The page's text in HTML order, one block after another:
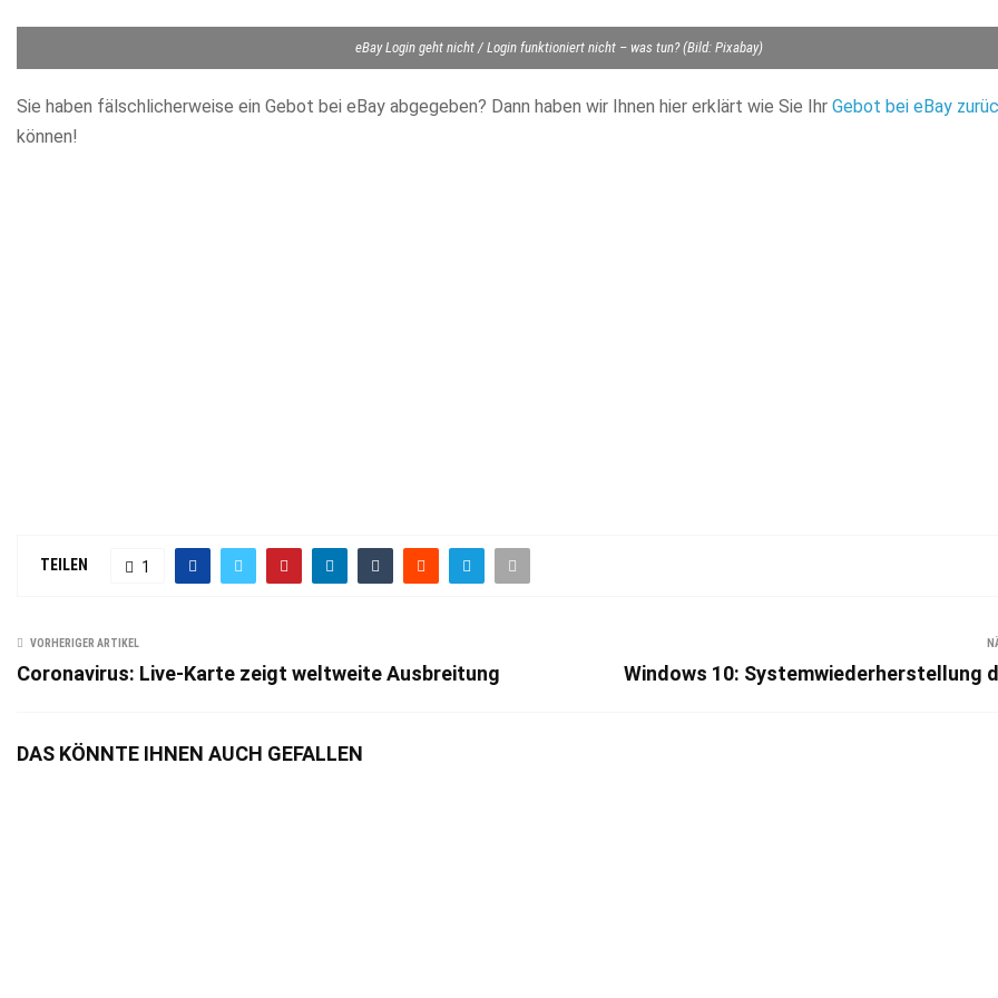
eBay Login geht nicht / Login funktioniert nicht – was tun? (Bild: Pixabay)
Sie haben fälschlicherweise ein Gebot bei eBay abgegeben? Dann haben wir Ihnen hier erklärt wie Sie Ihr Gebot bei eBay
können!
TEILEN 1
VORHERIGER ARTIKEL
Coronavirus: Live-Karte zeigt weltweite Ausbreitung Windows 10: Systemwiederherstellung
DAS KÖNNTE IHNEN AUCH GEFALLEN